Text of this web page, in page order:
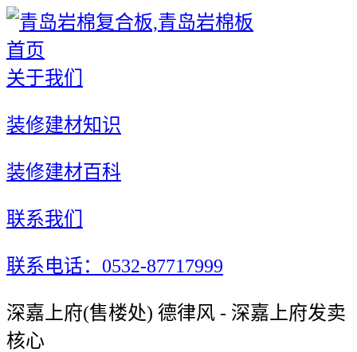
首页
关于我们
装修建材知识
装修建材百科
联系我们
联系电话：0532-87717999
深嘉上府(售楼处) 德律风 - 深嘉上府发卖
核心